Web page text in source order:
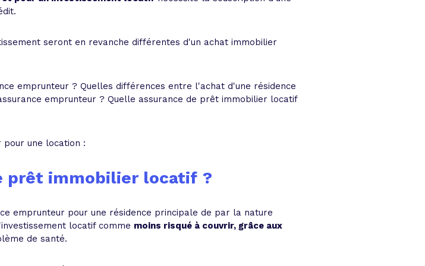
seront en revanche différentes d'un achat immobilier
emprunteur ? Quelles différences entre l'achat d'une résidence
emprunteur ? Quelle assurance de prêt immobilier locatif
une location :
prêt immobilier locatif ?
emprunteur pour une résidence principale de par la nature
locatif comme moins risqué à couvrir, grâce aux
de santé.